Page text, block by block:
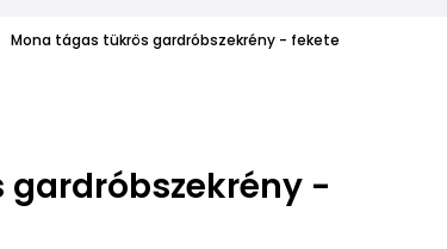
Mona tágas tükrös gardróbszekrény - fekete
-